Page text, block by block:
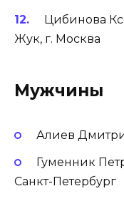
Цибинова
Жук, г. Москва
Мужчины
Алиев
Гуменник
Санкт-Петербург